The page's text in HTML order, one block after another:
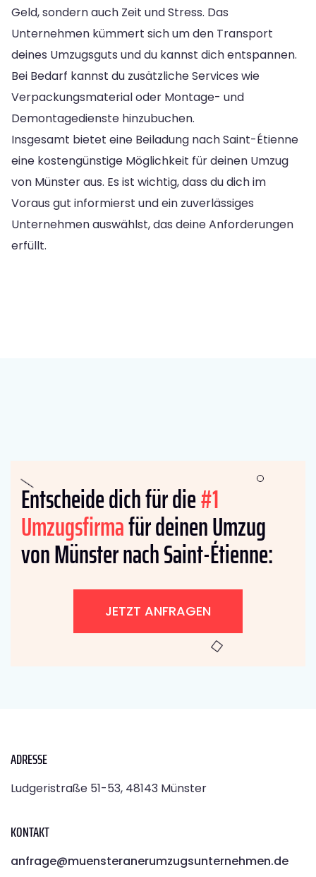
Geld, sondern auch Zeit und Stress. Das
Unternehmen kümmert sich um den Transport
deines Umzugsguts und du kannst dich entspannen.
Bei Bedarf kannst du zusätzliche Services wie
Verpackungsmaterial oder Montage- und
Demontagedienste hinzubuchen.
Insgesamt bietet eine Beiladung nach Saint-Étienne
eine kostengünstige Möglichkeit für deinen Umzug
von Münster aus. Es ist wichtig, dass du dich im
Voraus gut informierst und ein zuverlässiges
Unternehmen auswählst, das deine Anforderungen
erfüllt.
Entscheide dich für die#1
Umzugsfirmafür deinen Umzug
von Münster nach Saint-Étienne:
JETZT ANFRAGEN
ADRESSE
Ludgeristraße 51-53, 48143 Münster
KONTAKT
anfrage@muensteranerumzugsunternehmen.de